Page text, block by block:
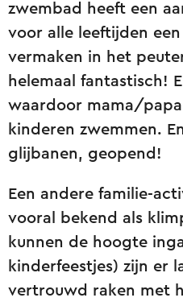
zwembad heeft een
voor alle leeftijden
vermaken in het
helemaal fantastisch!
waardoor mama/
kinderen zwemmen.
glijbanen, geopend!
Een andere familie-
vooral bekend als
kunnen de hoogte
kinderfeestjes) zijn er
vertrouwd raken met